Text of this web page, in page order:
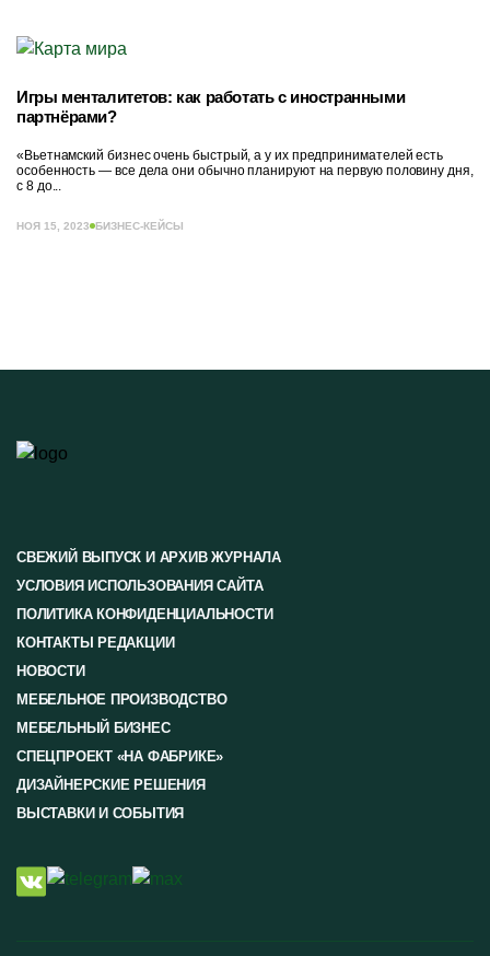
Игры менталитетов: как работать с иностранными
партнёрами?
«Вьетнамский бизнес очень быстрый, а у их предпринимателей есть
особенность — все дела они обычно планируют на первую половину дня,
с 8 до...
НОЯ 15, 2023 БИЗНЕС-КЕЙСЫ
СВЕЖИЙ ВЫПУСК И АРХИВ ЖУРНАЛА
УСЛОВИЯ ИСПОЛЬЗОВАНИЯ САЙТА
ПОЛИТИКА КОНФИДЕНЦИАЛЬНОСТИ
КОНТАКТЫ РЕДАКЦИИ
НОВОСТИ
МЕБЕЛЬНОЕ ПРОИЗВОДСТВО
МЕБЕЛЬНЫЙ БИЗНЕС
СПЕЦПРОЕКТ «НА ФАБРИКЕ»
ДИЗАЙНЕРСКИЕ РЕШЕНИЯ
ВЫСТАВКИ И СОБЫТИЯ